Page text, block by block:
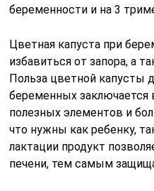
беременности и на 3
Цветная капуста при
избавиться от запора, а
Польза цветной капусты
беременных заключается
полезных элементов и
что нужны как ребенку,
лактации продукт
печени, тем самым